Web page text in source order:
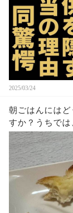
2025/03/24
朝ごはんには
すか？うちで
ースト、ピー
す。やっぱこ